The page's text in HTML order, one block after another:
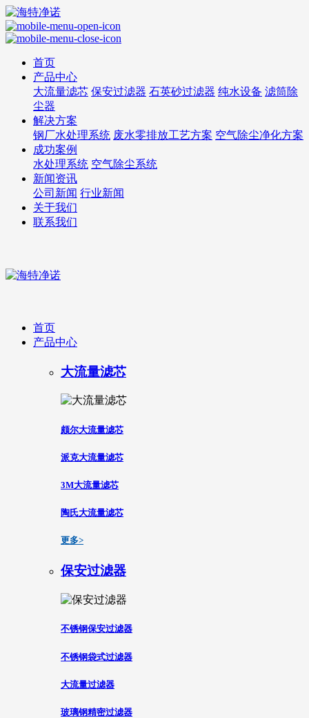
首页
产品中心
大流量滤芯 保安过滤器 石英砂过滤器 纯水设备 滤筒除
尘器
解决方案
钢厂水处理系统 废水零排放工艺方案 空气除尘净化方案
成功案例
水处理系统 空气除尘系统
新闻资讯
公司新闻 行业新闻
关于我们
联系我们
首页
产品中心
大流量滤芯
颇尔大流量滤芯
派克大流量滤芯
3M大流量滤芯
陶氏大流量滤芯
更多>
保安过滤器
不锈钢保安过滤器
不锈钢袋式过滤器
大流量过滤器
玻璃钢精密过滤器